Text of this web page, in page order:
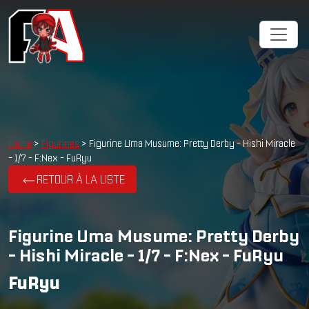
Home > Figurines > Figurine Uma Musume: Pretty Derby - Hishi Miracle
- 1/7 - F:Nex - FuRyu
RETOUR À LA LISTE
Figurine Uma Musume: Pretty Derby
- Hishi Miracle - 1/7 - F:Nex - FuRyu
FuRyu